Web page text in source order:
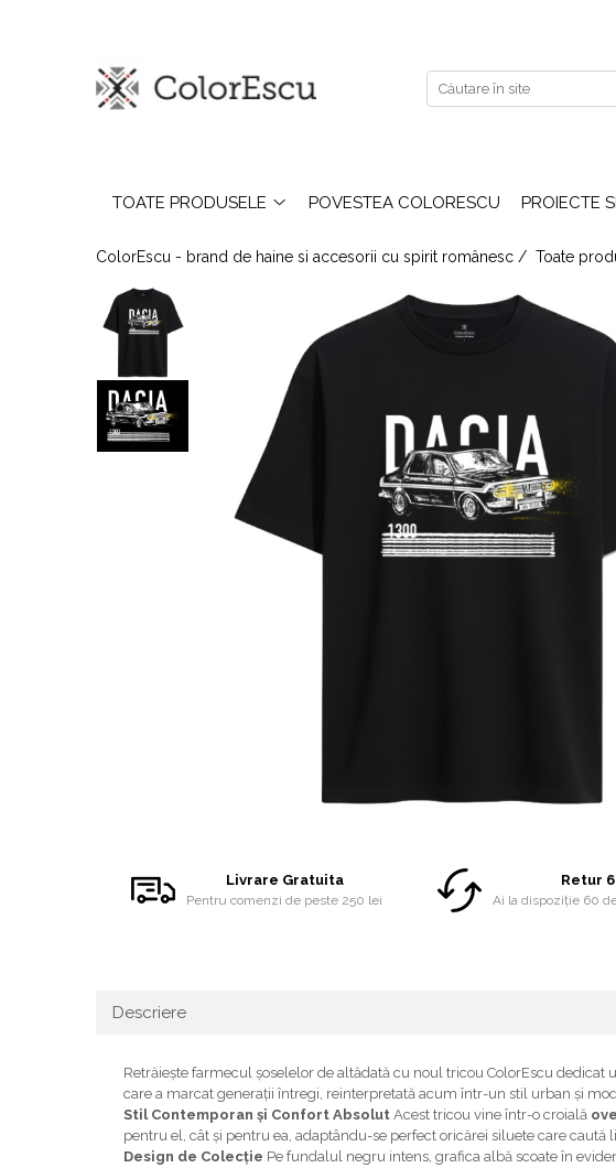
Toate produsele
Tricouri sport tehnice
Bluze si hanorace
Bluze si hanorace bărbați
Bluze de trening | Bluze tehnice
TOATE PRODUSELE POVESTEA COLORESCU PROIECTE
ColorEscu - brand de haine si accesorii cu spirit românesc / Toate
Facebook
Livrare Gratuita
Pentru comenzi de peste 250 lei
Retur
Ai la dispoziție 60
Descriere
Retrăiește farmecul șoselelor de altădată cu noul tricou ColorEscu
care a marcat generații întregi, reinterpretată acum într-un stil urban și
Stil Contemporan și Confort Absolut Acest tricou vine într-o croială
pentru el, cât și pentru ea, adaptându-se perfect oricărei siluete care caută
Design de Colecție Pe fundalul negru intens, grafica albă scoate în